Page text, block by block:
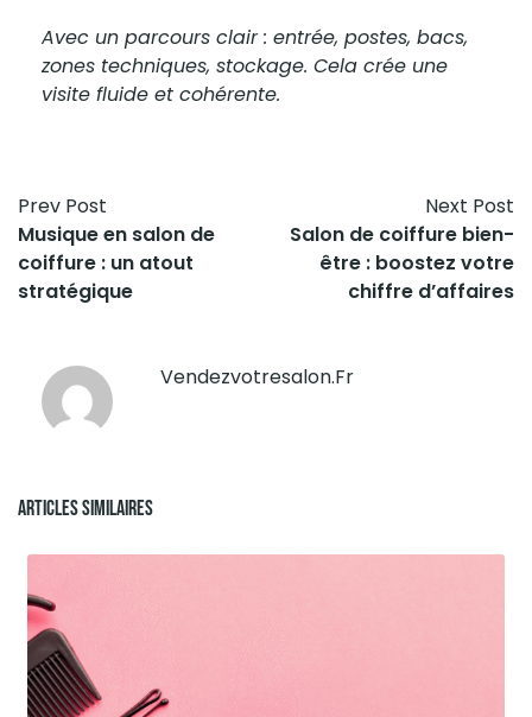
Avec un parcours clair : entrée, postes, bacs,
zones techniques, stockage. Cela crée une
visite fluide et cohérente.
Prev Post
Musique en salon de
coiffure : un atout
stratégique
Next Post
Salon de coiffure bien-
être : boostez votre
chiffre d’affaires
Vendezvotresalon.fr
Articles Similaires